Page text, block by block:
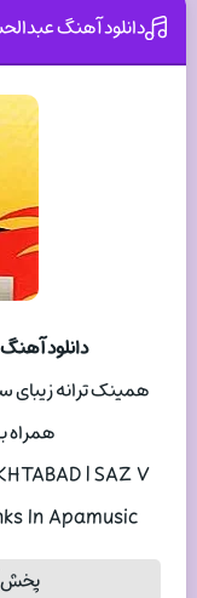
دانلود آهنگ
دانلود
همینک ترانه زیبای
همراه
| SAZ V
In Apamusic
پخش